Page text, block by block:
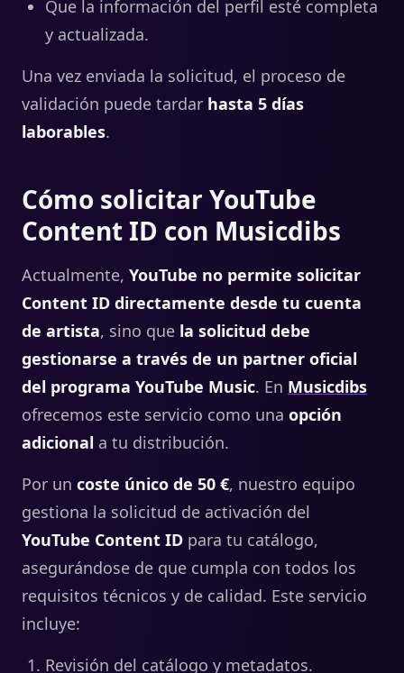
Que la información del perfil esté completa
y actualizada.
Una vez enviada la solicitud, el proceso de
validación puede tardar hasta 5 días
laborables.
Cómo solicitar YouTube
Content ID con Musicdibs
Actualmente, YouTube no permite solicitar
Content ID directamente desde tu cuenta
de artista, sino que la solicitud debe
gestionarse a través de un partner oficial
del programa YouTube Music. En Musicdibs
ofrecemos este servicio como una opción
adicional a tu distribución.
Por un coste único de 50 €, nuestro equipo
gestiona la solicitud de activación del
YouTube Content ID para tu catálogo,
asegurándose de que cumpla con todos los
requisitos técnicos y de calidad. Este servicio
incluye:
Revisión del catálogo y metadatos.